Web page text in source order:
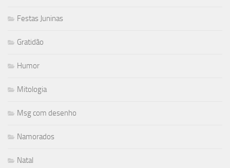
Festas Juninas
Gratidão
Humor
Mitologia
Msg com desenho
Namorados
Natal